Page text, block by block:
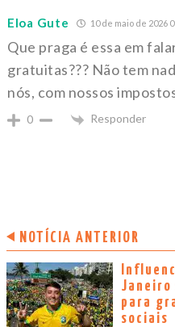
Eloa Gute 10 de maio de 2026
Que praga é essa em
gratuitas??? Não tem
nós, com nossos
0 Responder
NOTÍCIA ANTERIOR
para
sociais